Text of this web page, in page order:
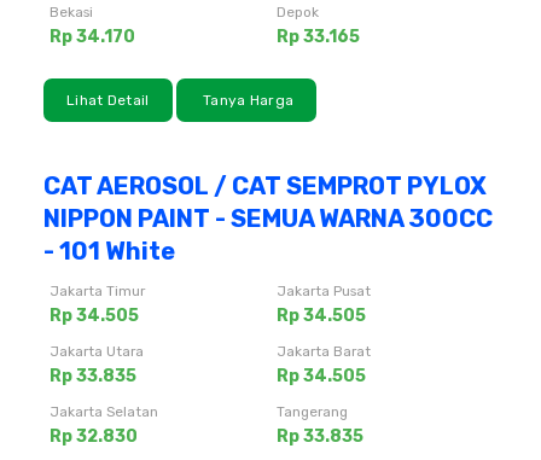
Bekasi
Rp 34.170
Depok
Rp 33.165
Lihat Detail Tanya Harga
CAT AEROSOL / CAT SEMPROT PYLOX
NIPPON PAINT - SEMUA WARNA 300CC
- 101 White
Jakarta Timur
Rp 34.505
Jakarta Pusat
Rp 34.505
Jakarta Utara
Rp 33.835
Jakarta Barat
Rp 34.505
Jakarta Selatan
Rp 32.830
Tangerang
Rp 33.835